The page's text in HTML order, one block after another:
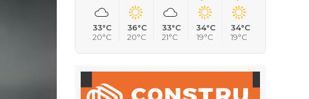
33°C
20°C
36°C
20°C
33°C
21°C
34°C
19°C
34°C
19°C